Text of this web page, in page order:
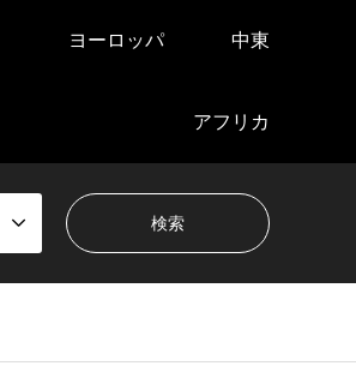
ヨーロッパ 中東
アフリカ